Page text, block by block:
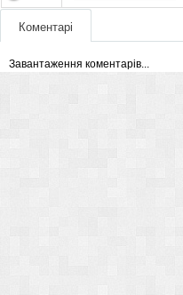
Коментарі
Завантаження коментарів...